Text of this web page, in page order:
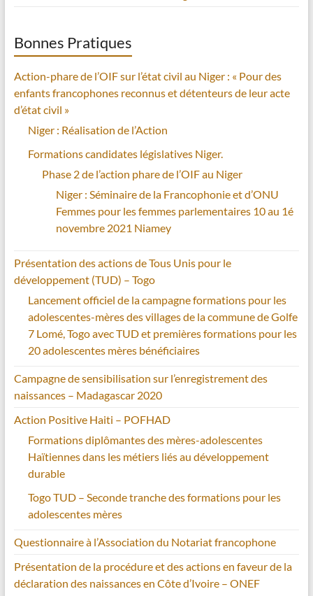
Bonnes Pratiques
Action-phare de l’OIF sur l’état civil au Niger : « Pour des
enfants francophones reconnus et détenteurs de leur acte
d’état civil »
Niger : Réalisation de l’Action
Formations candidates législatives Niger.
Phase 2 de l’action phare de l’OIF au Niger
Niger : Séminaire de la Francophonie et d’ONU
Femmes pour les femmes parlementaires 10 au 1é
novembre 2021 Niamey
Présentation des actions de Tous Unis pour le
développement (TUD) – Togo
Lancement officiel de la campagne formations pour les
adolescentes-mères des villages de la commune de Golfe
7 Lomé, Togo avec TUD et premières formations pour les
20 adolescentes mères bénéficiaires
Campagne de sensibilisation sur l’enregistrement des
naissances – Madagascar 2020
Action Positive Haiti – POFHAD
Formations diplômantes des mères-adolescentes
Haïtiennes dans les métiers liés au développement
durable
Togo TUD – Seconde tranche des formations pour les
adolescentes mères
Questionnaire à l’Association du Notariat francophone
Présentation de la procédure et des actions en faveur de la
déclaration des naissances en Côte d’Ivoire – ONEF